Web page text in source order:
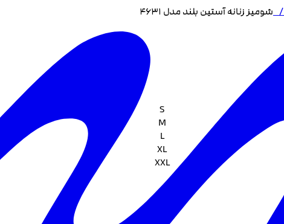
/ شومیز زنانه آستین بلند مدل 4631
S
M
L
XL
XXL